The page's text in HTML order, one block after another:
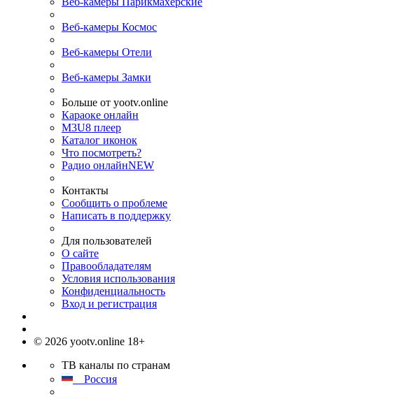
Веб-камеры Космос
Веб-камеры Отели
Веб-камеры Замки
Больше от yootv.online
Караоке онлайн
M3U8 плеер
Каталог иконок
Что посмотреть?
Радио онлайнNEW
Контакты
Сообщить о проблеме
Написать в поддержку
Для пользователей
О сайте
Правообладателям
Условия использования
Конфиденциальность
Вход и регистрация
© 2026 yootv.online 18+
ТВ каналы по странам
Россия